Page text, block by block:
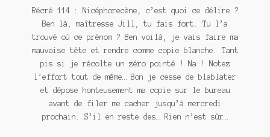
Il fallait me laisser mourir
La clé du bonheur
Les boules du Père Noël
Liste de tous mes romans
Marre des adultes
Récré 114 : Nicéphorecène, c’est quoi ce délire ?
Ben là, maîtresse Jill, tu fais fort. Tu l’a
trouvé où ce prénom ? Ben voilà, je vais faire ma
mauvaise tête et rendre comme copie blanche. Tant
pis si je récolte un zéro pointé ! Na ! Notez
l’effort tout de même… Bon je cesse de blablater
et dépose honteusement ma copie sur le bureau
avant de filer me cacher jusqu’à mercredi
prochain. S’il en reste des… Rien n’est sûr…